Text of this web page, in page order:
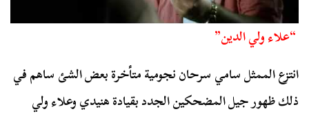
“علاء ولي الدين”
انتزع الممثل سامي سرحان نجومية متأخرة بعض الشئ ساهم في
ذلك ظهور جيل المضحكين الجدد بقيادة هنيدي وعلاء ولي